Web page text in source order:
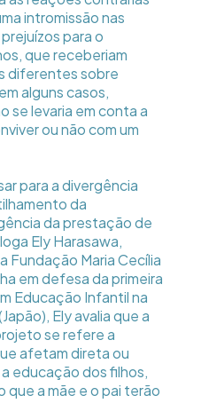
intromissão nas
para o
que receberiam
diferentes sobre
alguns casos,
se levaria em conta a
ou não com um
para a divergência
da
da prestação de
Ely Harasawa,
Fundação Maria Cecília
em defesa da primeira
Educação Infantil na
Ely avalia que a
se refere a
afetam direta ou
educação dos filhos,
que a mãe e o pai terão